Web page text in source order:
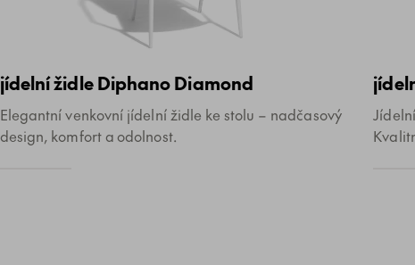
jídelní židle Diphano Diamond
Elegantní venkovní jídelní židle ke stolu – nadčasový
design, komfort a odolnost.